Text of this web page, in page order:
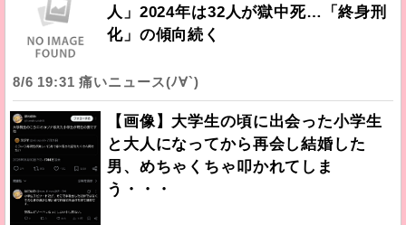
人」2024年は32人が獄中死…「終身刑
化」の傾向続く
8/6 19:31 痛いニュース(ﾉ∀`)
【画像】大学生の頃に出会った小学生
と大人になってから再会し結婚した
男、めちゃくちゃ叩かれてしま
う・・・